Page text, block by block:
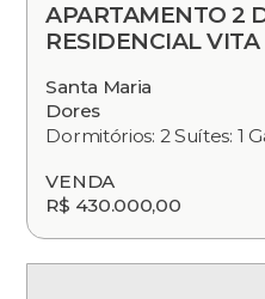
APARTAMENTO 2
RESIDENCIAL
Santa Maria
Dores
Dormitórios: 2 Suítes: 1
VENDA
R$ 430.000,00